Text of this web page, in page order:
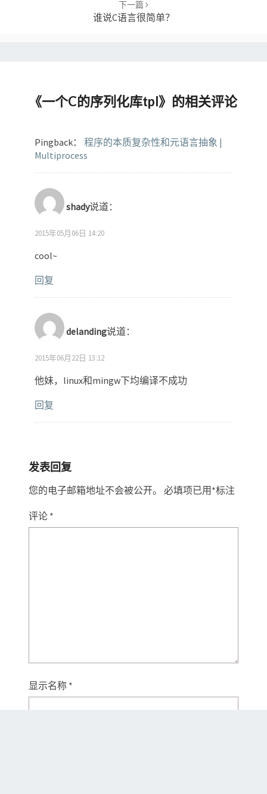
下一篇
谁说C语言很简单？
《一个C的序列化库tpl》的相关评论
Pingback： 程序的本质复杂性和元语言抽象 |
Multiprocess
shady说道：
2015年05月06日 14:20
cool~
回复
delanding说道：
2015年06月22日 13:12
他妹，linux和mingw下均编译不成功
回复
发表回复
您的电子邮箱地址不会被公开。 必填项已用*标注
评论 *
显示名称 *